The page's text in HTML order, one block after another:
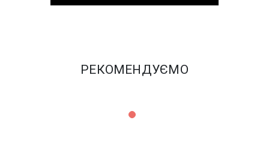
РЕКОМЕНДУЄМО